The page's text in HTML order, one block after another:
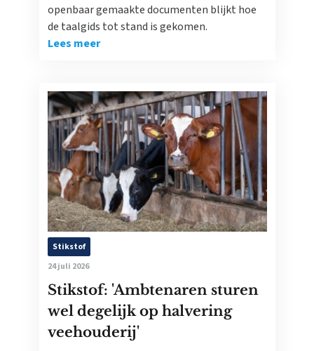
openbaar gemaakte documenten blijkt hoe
de taalgids tot stand is gekomen.
Lees meer
Stikstof
24 juli 2026
Stikstof: 'Ambtenaren sturen
wel degelijk op halvering
veehouderij'